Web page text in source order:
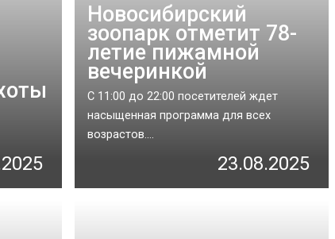
Новосибирский
зоопарк отметит 78-
летие пижамной
вечеринкой
С 11:00 до 22:00 посетителей ждет
насыщенная программа для всех
возрастов....
23.08.2025